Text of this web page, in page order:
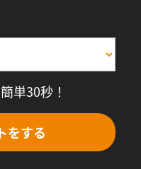
単30秒！
をする